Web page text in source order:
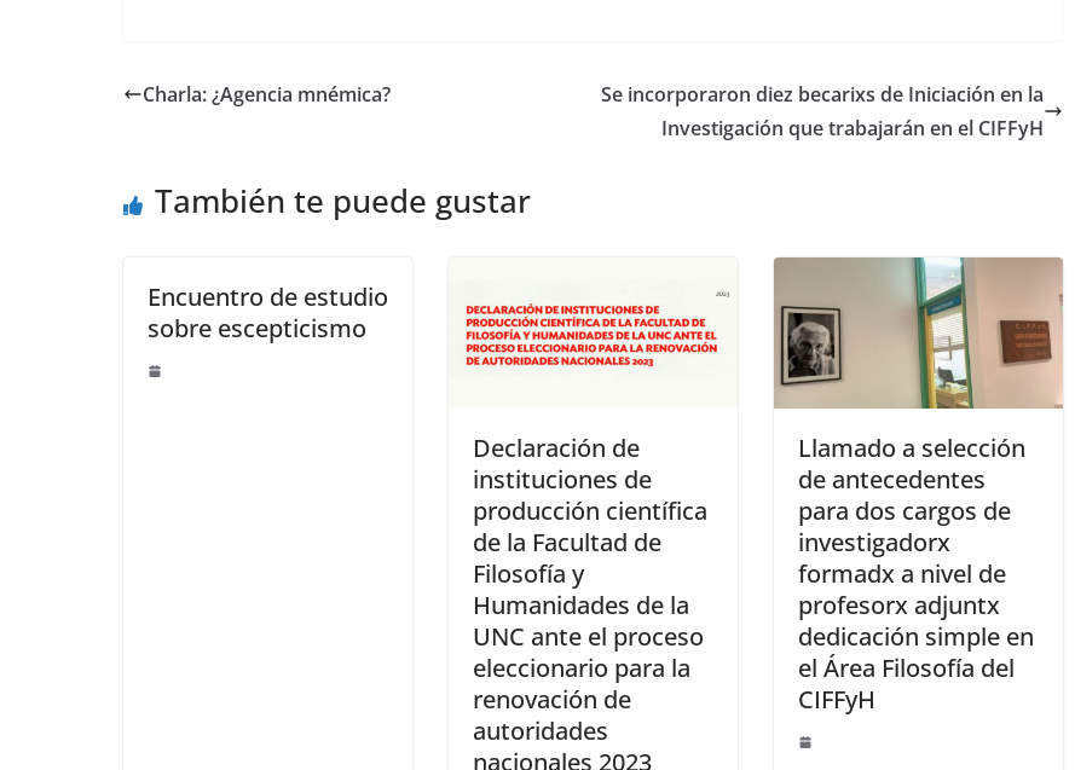
Charla: ¿Agencia mnémica?
Se incorporaron diez becarixs de Iniciación en la
Investigación que trabajarán en el CIFFyH
También te puede gustar
Encuentro de estudio
sobre escepticismo
Declaración de
instituciones de
producción científica
de la Facultad de
Filosofía y
Humanidades de la
UNC ante el proceso
eleccionario para la
renovación de
autoridades
nacionales 2023
Llamado a selección
de antecedentes
para dos cargos de
investigadorx
formadx a nivel de
profesorx adjuntx
dedicación simple en
el Área Filosofía del
CIFFyH